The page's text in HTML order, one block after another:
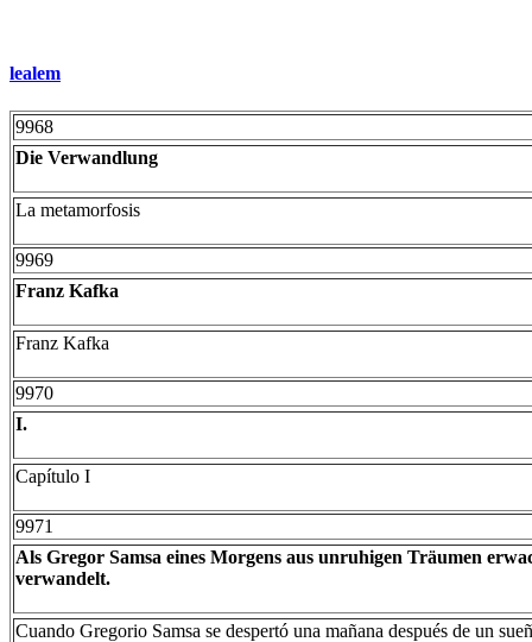
lealem
9968
Die Verwandlung
La metamorfosis
9969
Franz Kafka
Franz Kafka
9970
I.
Capítulo I
9971
Als Gregor Samsa eines Morgens aus unruhigen Träumen
verwandelt.
Cuando Gregorio Samsa se despertó una mañana después de un